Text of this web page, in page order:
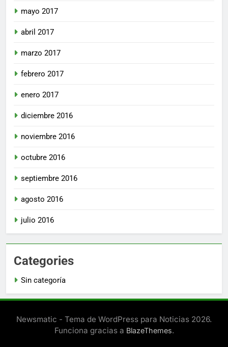
mayo 2017
abril 2017
marzo 2017
febrero 2017
enero 2017
diciembre 2016
noviembre 2016
octubre 2016
septiembre 2016
agosto 2016
julio 2016
Categories
Sin categoría
Newsmatic - Tema de WordPress para Noticias 2026.
Funciona gracias a BlazeThemes.